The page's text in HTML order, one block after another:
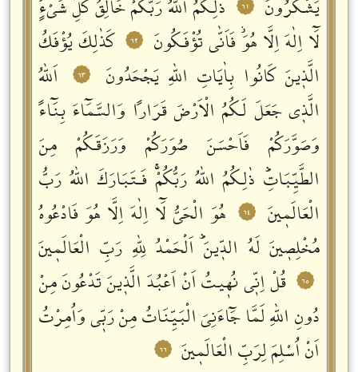
يَشْكُرُونَ
٦١
ذٰلِكُمُ اللّٰهُ رَبُّكُمْ خَالِقُ كُلِّ شَيْءٍۘ
لَٓا اِلٰهَ اِلَّا هُوَؗ فَاَنّٰى تُؤْفَكُونَ
٦٢
كَذٰلِكَ يُؤْفَكُ
الَّذٖينَ كَانُوا بِاٰيَاتِ اللّٰهِ يَجْحَدُونَ
٦٣
اَللّٰهُ
الَّذٖي جَعَلَ لَكُمُ الْاَرْضَ قَرَاراً وَالسَّمَٓاءَ بِنَٓاءً
وَصَوَّرَكُمْ فَاَحْسَنَ صُوَرَكُمْ وَرَزَقَكُمْ مِنَ
الطَّيِّبَاتِؕ ذٰلِكُمُ اللّٰهُ رَبُّكُمْۚ فَـتَبَارَكَ اللّٰهُ رَبُّ
الْعَالَمٖينَ
٦٤
هُوَ الْحَيُّ لَٓا اِلٰهَ اِلَّا هُوَ فَادْعُوهُ
مُخْلِصٖينَ لَهُ الدّٖينَؕ اَلْحَمْدُ لِلّٰهِ رَبِّ الْعَالَمٖينَ
٦٥
قُلْ اِنّٖي نُهٖيتُ اَنْ اَعْبُدَ الَّذٖينَ تَدْعُونَ مِنْ
دُونِ اللّٰهِ لَمَّا جَٓاءَنِيَ الْبَيِّنَاتُ مِنْ رَبّٖي وَاُمِرْتُ
اَنْ اُسْلِمَ لِرَبِّ الْعَالَمٖينَ
٦٦